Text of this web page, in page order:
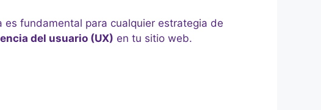
fundamental para cualquier estrategia de
del usuario (UX) en tu sitio web.